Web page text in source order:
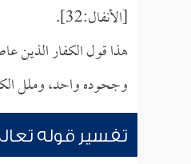
[الأنفال:32].
هذا قول الكفار الذين
وجحوده واحد، وملل
تفسير قوله